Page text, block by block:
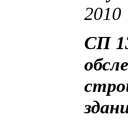
2010
СП